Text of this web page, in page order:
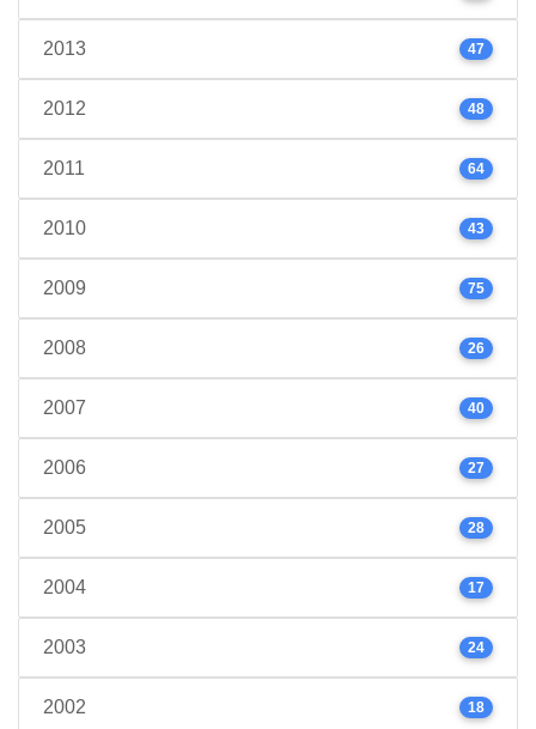
2013 47
2012 48
2011 64
2010 43
2009 75
2008 26
2007 40
2006 27
2005 28
2004 17
2003 24
2002 18